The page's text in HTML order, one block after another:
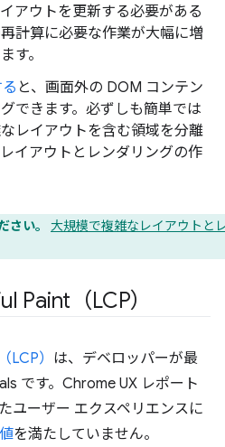
アウトを更新する必要がある
計算に必要な作業が大幅に増
す。
と、画面外の DOM コンテン
できます。必ずしも簡単では
レイアウトを含む領域を分離
イアウトとレンダリングの作
い。
大規模で複雑なレイアウトと
Paint（LCP）
） は、デベロッパーが最
です。Chrome UX レポート
ユーザー エクスペリエンスに
を満たしていません。